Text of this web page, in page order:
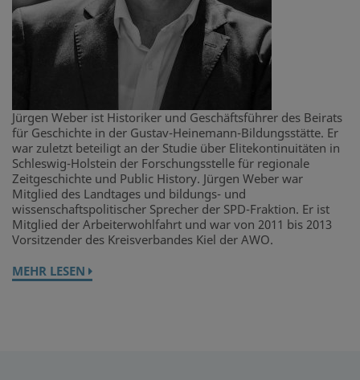
Jürgen Weber ist Historiker und Geschäftsführer des Beirats
für Geschichte in der Gustav-Heinemann-Bildungsstätte. Er
war zuletzt beteiligt an der Studie über Elitekontinuitäten in
Schleswig-Holstein der Forschungsstelle für regionale
Zeitgeschichte und Public History. Jürgen Weber war
Mitglied des Landtages und bildungs- und
wissenschaftspolitischer Sprecher der SPD-Fraktion. Er ist
Mitglied der Arbeiterwohlfahrt und war von 2011 bis 2013
Vorsitzender des Kreisverbandes Kiel der AWO.
MEHR LESEN